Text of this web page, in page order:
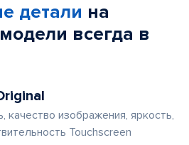
детали на
модели всегда в
качество изображения, яркость,
Touchscreen